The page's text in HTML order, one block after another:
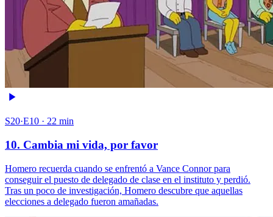
S20·E10 · 22 min
10. Cambia mi vida, por favor
Homero recuerda cuando se enfrentó a Vance Connor para
conseguir el puesto de delegado de clase en el instituto y perdió.
Tras un poco de investigación, Homero descubre que aquellas
elecciones a delegado fueron amañadas.